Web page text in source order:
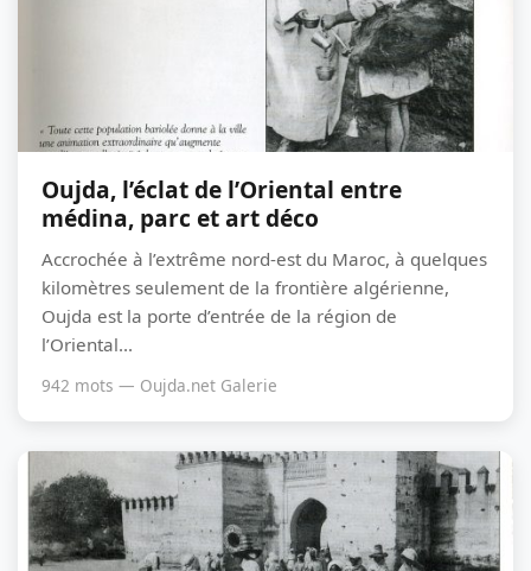
Oujda, l’éclat de l’Oriental entre
médina, parc et art déco
Accrochée à l’extrême nord-est du Maroc, à quelques
kilomètres seulement de la frontière algérienne,
Oujda est la porte d’entrée de la région de
l’Oriental...
942 mots — Oujda.net Galerie